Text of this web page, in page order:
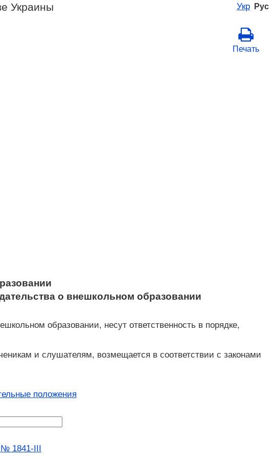
Укр Рус
Украины
Печать
о внешкольном образовании
образовании, несут ответственность в порядке,
и слушателям, возмещается в соответствии с законами
положения
№ 1841-III